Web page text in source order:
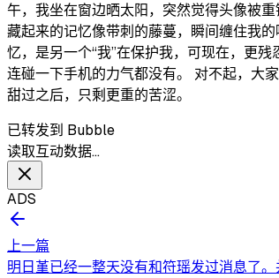
午，我坐在窗边晒太阳，突然觉得头像被
藏起来的记忆像带刺的藤蔓，瞬间缠住我
忆，是另一个“我”在保护我，可现在，更
连碰一下手机的力气都没有。 对不起，大
甜过之后，只剩更重的苦涩。
已转发到 Bubble
读取互动数据…
ADS
上一篇
明日堇已经一整天没有和符瑶发过消息了